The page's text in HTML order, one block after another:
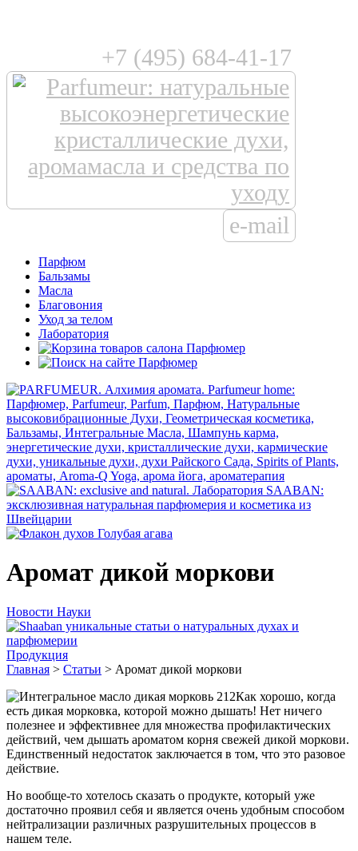
+7 (495) 684-41-17
e-mail
Парфюм
Бальзамы
Масла
Благовония
Уход за телом
Лаборатория
Аромат дикой моркови
Новости Науки
Продукция
Главная > Статьи > Аромат дикой моркови
Как хорошо, когда
есть дикая морковка, которой можно дышать! Нет ничего
полезнее и эффективнее для множества профилактических
действий, чем дышать ароматом корня свежей дикой моркови.
Единственный недостаток заключается в том, что это разовое
действие.
Но вообще-то хотелось сказать о продукте, который уже
достаточно проявил себя и является очень удобным способом
нейтрализации различных разрушительных процессов в
нашем теле.